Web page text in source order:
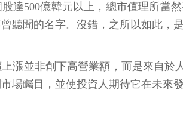
達500億韓元以上，總市值理所當
聽聞的名字。沒錯，之所以如此，
上漲並非創下高營業額，而是來自
場矚目，並使投資人期待它在未來